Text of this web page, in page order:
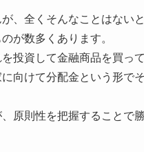
、全くそんなことはない
が数多くあります。
投資して金融商品を買って
向けて分配金という形で
原則性を把握することで